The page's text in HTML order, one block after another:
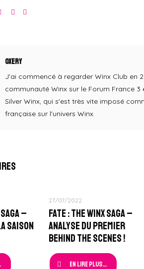
Oxery
J'ai commencé à regarder Winx Club en
communauté Winx sur le Forum France 3
Silver Winx, qui s'est très vite imposé
française sur l'univers Winx.
–
Saison
27/07/2022
Fate : The Winx Saga –
Analyse du Premier
Behind The Scenes !
En lire plus...